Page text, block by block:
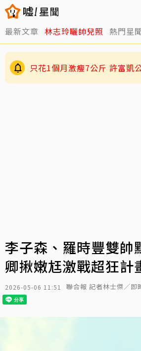
最新文章 林志玲曬帥兒照 熱門星
只花1個月激瘦7公斤 許富凱
李子森、羅時豐雙帥
卿揪嫩尪激戰超狂計
2026-05-06 11:51 聯合報 記者林士傑／即